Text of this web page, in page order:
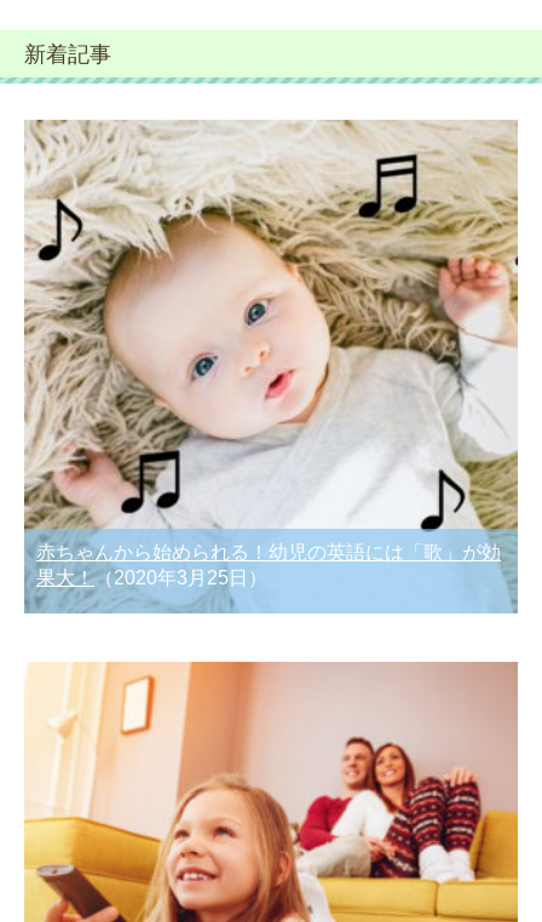
新着記事
赤ちゃんから始められる！幼児の英語には「歌」が効
果大！（2020年3月25日）